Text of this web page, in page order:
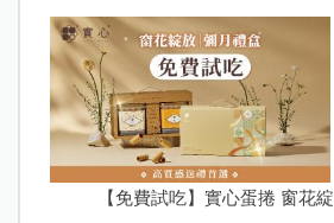
【免費試吃】實心蛋捲 窗花